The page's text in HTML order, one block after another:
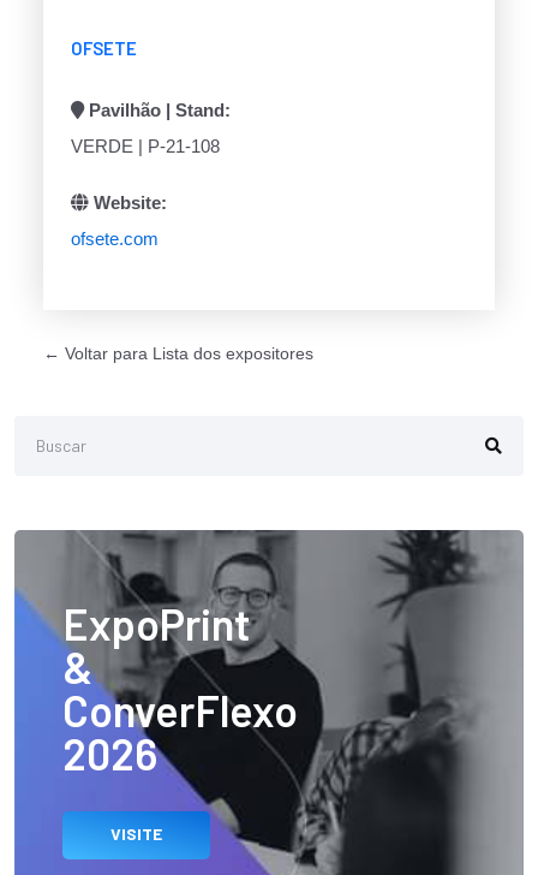
OFSETE
Pavilhão | Stand:
VERDE | P-21-108
Website:
ofsete.com
← Voltar para Lista dos expositores
ExpoPrint
&
ConverFlexo
2026
VISITE